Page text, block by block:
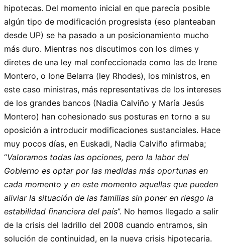
hipotecas. Del momento inicial en que parecía posible
algún tipo de modificación progresista (eso planteaban
desde UP) se ha pasado a un posicionamiento mucho
más duro. Mientras nos discutimos con los dimes y
diretes de una ley mal confeccionada como las de Irene
Montero, o Ione Belarra (ley Rhodes), los ministros, en
este caso ministras, más representativas de los intereses
de los grandes bancos (Nadia Calviño y María Jesús
Montero) han cohesionado sus posturas en torno a su
oposición a introducir modificaciones sustanciales. Hace
muy pocos días, en Euskadi, Nadia Calviño afirmaba;
“Valoramos todas las opciones, pero la labor del
Gobierno es optar por las medidas más oportunas en
cada momento y en este momento aquellas que pueden
aliviar la situación de las familias sin poner en riesgo la
estabilidad financiera del país”. No hemos llegado a salir
de la crisis del ladrillo del 2008 cuando entramos, sin
solución de continuidad, en la nueva crisis hipotecaria.